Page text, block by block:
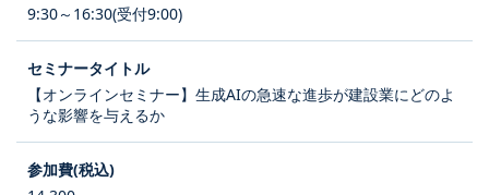
9:30～16:30(受付9:00)
【オンラインセミナー】生成AIの急速な進歩が建設業にどのよ
うな影響を与えるか